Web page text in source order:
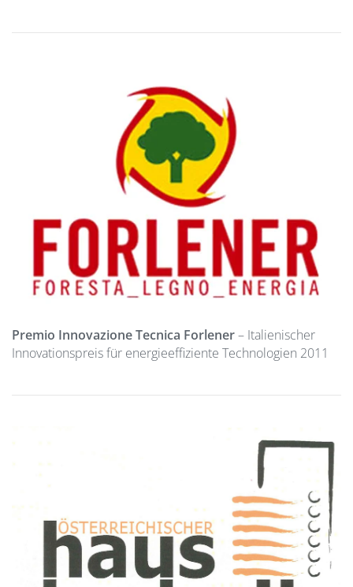
Premio Innovazione Tecnica Forlener– Italienischer
Innovationspreis für energieeffiziente Technologien 2011